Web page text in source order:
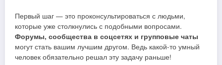
Первый шаг — это проконсультироваться с людьми,
которые уже столкнулись с подобными вопросами.
Форумы, сообщества в соцсетях и групповые чаты
могут стать вашим лучшим другом. Ведь какой-то умный
человек обязательно решал эту задачу раньше!